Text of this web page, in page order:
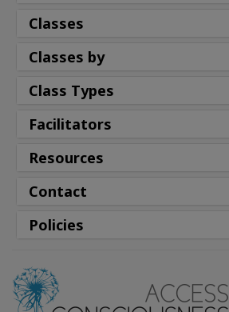
Classes
Classes by
Class Types
Facilitators
Resources
Contact
Policies